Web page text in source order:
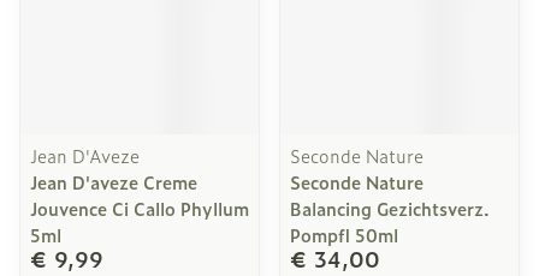
Jean D'Aveze
Jean D'aveze Creme
Jouvence Ci Callo Phyllum
5ml
€ 9,99
Seconde Nature
Seconde Nature
Balancing Gezichtsverz.
Pompfl 50ml
€ 34,00